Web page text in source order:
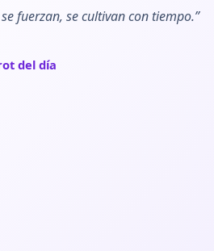
fuerzan, se cultivan con tiempo.”
del día